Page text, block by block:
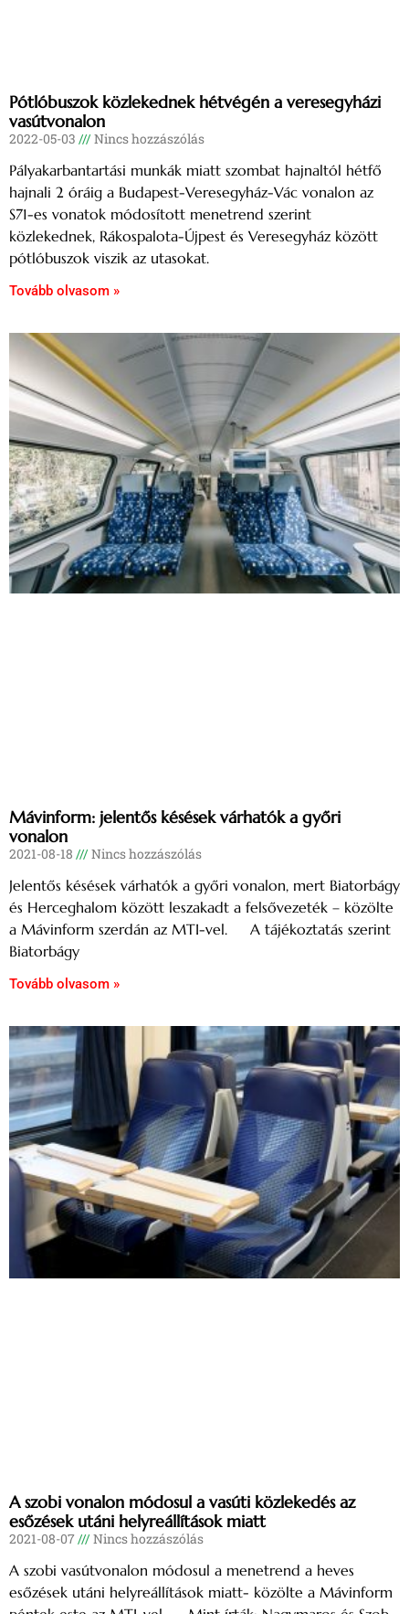
Pótlóbuszok közlekednek hétvégén a veresegyházi
vasútvonalon
2022-05-03 Nincs hozzászólás
Pályakarbantartási munkák miatt szombat hajnaltól hétfő
hajnali 2 óráig a Budapest-Veresegyház-Vác vonalon az
S71-es vonatok módosított menetrend szerint
közlekednek, Rákospalota-Újpest és Veresegyház között
pótlóbuszok viszik az utasokat.
Tovább olvasom »
Mávinform: jelentős késések várhatók a győri
vonalon
2021-08-18 Nincs hozzászólás
Jelentős késések várhatók a győri vonalon, mert Biatorbágy
és Herceghalom között leszakadt a felsővezeték – közölte
a Mávinform szerdán az MTI-vel. A tájékoztatás szerint
Biatorbágy
Tovább olvasom »
A szobi vonalon módosul a vasúti közlekedés az
esőzések utáni helyreállítások miatt
2021-08-07 Nincs hozzászólás
A szobi vasútvonalon módosul a menetrend a heves
esőzések utáni helyreállítások miatt- közölte a Mávinform